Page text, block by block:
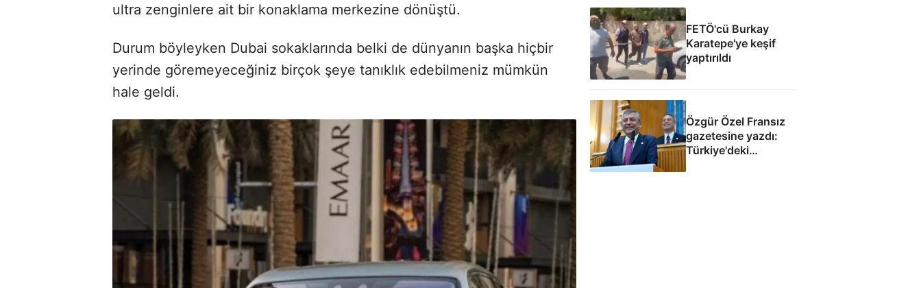
ultra zenginlere ait bir konaklama merkezine dönüştü.
Durum böyleyken Dubai sokaklarında belki de dünyanın başka hiçbir
yerinde göremeyeceğiniz birçok şeye tanıklık edebilmeniz mümkün
hale geldi.
FETÖ'cü Burkay
Karatepe'ye keşif
yaptırıldı
Özgür Özel Fransız
gazetesine yazdı:
Türkiye'deki